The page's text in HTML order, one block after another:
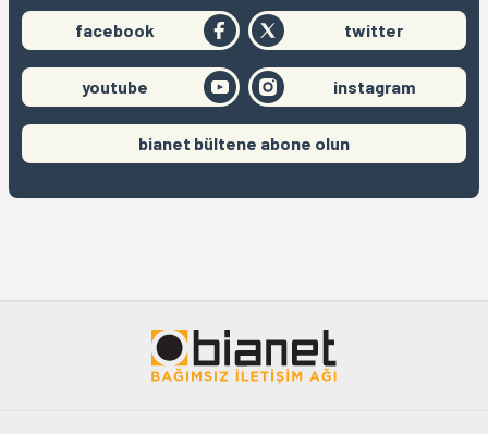
facebook twitter
youtube instagram
bianet bültene abone olun